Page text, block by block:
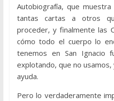
Autobiografía, que
tantas cartas a otros
proceder, y finalmente las
cómo todo el cuerpo lo
tenemos en San Ignacio
explotando, que no
ayuda.
Pero lo verdaderamente